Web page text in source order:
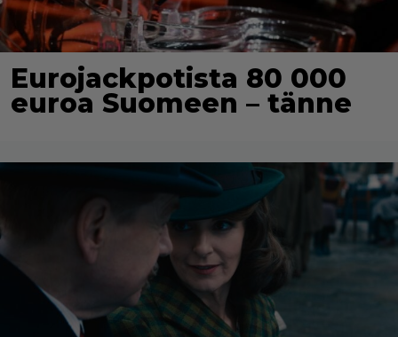
Eurojackpotista 80 000
euroa Suomeen – tänne